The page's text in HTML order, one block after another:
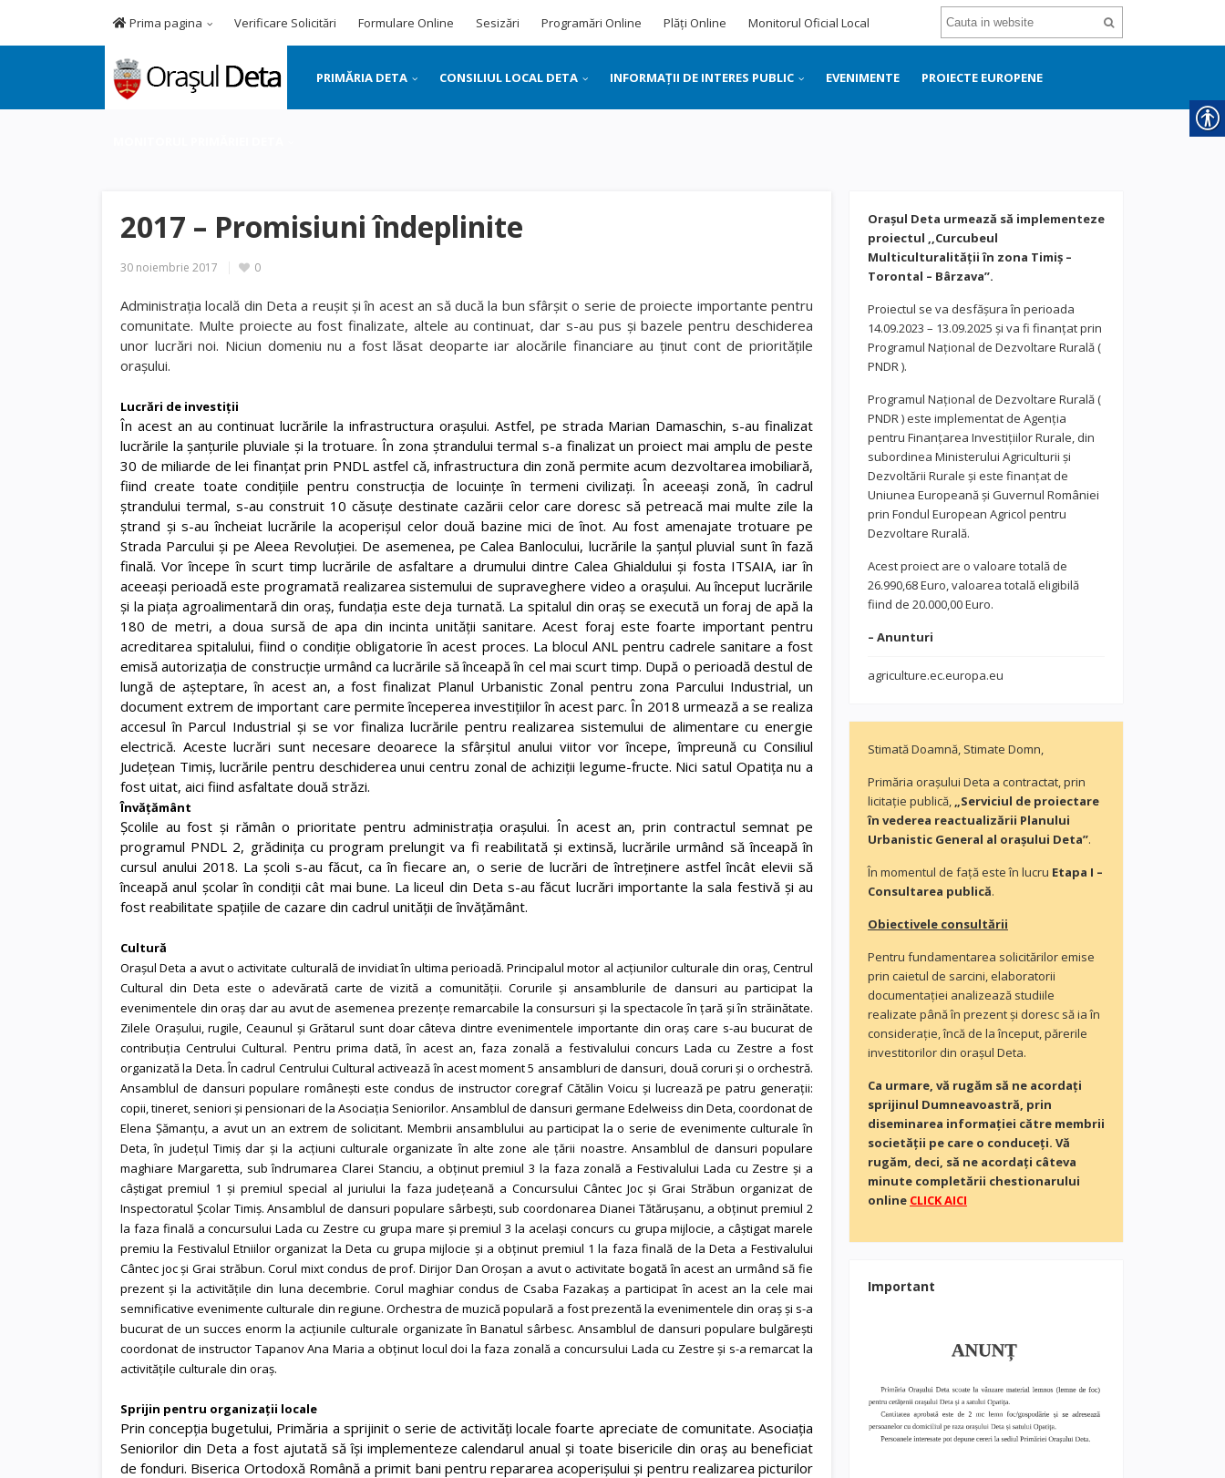
Prima pagina Verificare Solicitări Formulare Online Sesizări Programări Online Plăți Online Monitorul Oficial Local
PRIMĂRIA DETA CONSILIUL LOCAL DETA INFORMAȚII DE INTERES PUBLIC EVENIMENTE PROIECTE EUROPENE
2017 – Promisiuni îndeplinite
30 noiembrie 2017 0
Administrația locală din Deta a reușit și în acest an să ducă la bun sfârșit o serie de proiecte importante pentru
comunitate. Multe proiecte au fost finalizate, altele au continuat, dar s-au pus și bazele pentru deschiderea
unor lucrări noi. Niciun domeniu nu a fost lăsat deoparte iar alocările financiare au ținut cont de prioritățile
orașului.
Lucrări de investiții
În acest an au continuat lucrările la infrastructura orașului. Astfel, pe strada Marian Damaschin, s-au finalizat
lucrările la șanțurile pluviale și la trotuare. În zona ștrandului termal s-a finalizat un proiect mai amplu de peste
30 de miliarde de lei finanțat prin PNDL astfel că, infrastructura din zonă permite acum dezvoltarea imobiliară,
fiind create toate condițiile pentru construcția de locuințe în termeni civilizați. În aceeași zonă, în cadrul
ștrandului termal, s-au construit 10 căsuțe destinate cazării celor care doresc să petreacă mai multe zile la
ștrand și s-au încheiat lucrările la acoperișul celor două bazine mici de înot. Au fost amenajate trotuare pe
Strada Parcului și pe Aleea Revoluției. De asemenea, pe Calea Banlocului, lucrările la șanțul pluvial sunt în fază
finală. Vor începe în scurt timp lucrările de asfaltare a drumului dintre Calea Ghialdului și fosta ITSAIA, iar în
aceeași perioadă este programată realizarea sistemului de supraveghere video a orașului. Au început lucrările
și la piața agroalimentară din oraș, fundația este deja turnată. La spitalul din oraș se execută un foraj de apă la
180 de metri, a doua sursă de apa din incinta unității sanitare. Acest foraj este foarte important pentru
acreditarea spitalului, fiind o condiție obligatorie în acest proces. La blocul ANL pentru cadrele sanitare a fost
emisă autorizația de construcție urmând ca lucrările să înceapă în cel mai scurt timp. După o perioadă destul de
lungă de așteptare, în acest an, a fost finalizat Planul Urbanistic Zonal pentru zona Parcului Industrial, un
document extrem de important care permite începerea investițiilor în acest parc. În 2018 urmează a se realiza
accesul în Parcul Industrial și se vor finaliza lucrările pentru realizarea sistemului de alimentare cu energie
electrică. Aceste lucrări sunt necesare deoarece la sfârșitul anului viitor vor începe, împreună cu Consiliul
Județean Timiș, lucrările pentru deschiderea unui centru zonal de achiziții legume-fructe. Nici satul Opatița nu a
fost uitat, aici fiind asfaltate două străzi.
Învățământ
Școlile au fost și rămân o prioritate pentru administrația orașului. În acest an, prin contractul semnat pe
programul PNDL 2, grădinița cu program prelungit va fi reabilitată și extinsă, lucrările urmând să înceapă în
cursul anului 2018. La școli s-au făcut, ca în fiecare an, o serie de lucrări de întreținere astfel încât elevii să
înceapă anul școlar în condiții cât mai bune. La liceul din Deta s-au făcut lucrări importante la sala festivă și au
fost reabilitate spațiile de cazare din cadrul unității de învățământ.
Cultură
Orașul Deta a avut o activitate culturală de invidiat în ultima perioadă. Principalul motor al acțiunilor culturale din oraș, Centrul
Cultural din Deta este o adevărată carte de vizită a comunității. Corurile și ansamblurile de dansuri au participat la
evenimentele din oraș dar au avut de asemenea prezențe remarcabile la consursuri și la spectacole în țară și în străinătate.
Zilele Orașului, rugile, Ceaunul și Grătarul sunt doar câteva dintre evenimentele importante din oraș care s-au bucurat de
contribuția Centrului Cultural. Pentru prima dată, în acest an, faza zonală a festivalului concurs Lada cu Zestre a fost
organizată la Deta. În cadrul Centrului Cultural activează în acest moment 5 ansambluri de dansuri, două coruri și o orchestră.
Ansamblul de dansuri populare românești este condus de instructor coregraf Cătălin Voicu și lucrează pe patru generații:
copii, tineret, seniori și pensionari de la Asociația Seniorilor. Ansamblul de dansuri germane Edelweiss din Deta, coordonat de
Elena Șămanțu, a avut un an extrem de solicitant. Membrii ansamblului au participat la o serie de evenimente culturale în
Deta, în județul Timiș dar și la acțiuni culturale organizate în alte zone ale țării noastre. Ansamblul de dansuri populare
maghiare Margaretta, sub îndrumarea Clarei Stanciu, a obținut premiul 3 la faza zonală a Festivalului Lada cu Zestre și a
câștigat premiul 1 și premiul special al juriului la faza județeană a Concursului Cântec Joc și Grai Străbun organizat de
Inspectoratul Școlar Timiș. Ansamblul de dansuri populare sârbești, sub coordonarea Dianei Tătărușanu, a obținut premiul 2
la faza finală a concursului Lada cu Zestre cu grupa mare și premiul 3 la același concurs cu grupa mijlocie, a câștigat marele
premiu la Festivalul Etniilor organizat la Deta cu grupa mijlocie și a obținut premiul 1 la faza finală de la Deta a Festivalului
Cântec joc și Grai străbun. Corul mixt condus de prof. Dirijor Dan Oroșan a avut o activitate bogată în acest an urmând să fie
prezent și la activitățile din luna decembrie. Corul maghiar condus de Csaba Fazakaș a participat în acest an la cele mai
semnificative evenimente culturale din regiune. Orchestra de muzică populară a fost prezentă la evenimentele din oraș și s-a
bucurat de un succes enorm la acțiunile culturale organizate în Banatul sârbesc. Ansamblul de dansuri populare bulgărești
coordonat de instructor Tapanov Ana Maria a obținut locul doi la faza zonală a concursului Lada cu Zestre și s-a remarcat la
activitățile culturale din oraș.
Sprijin pentru organizații locale
Prin concepția bugetului, Primăria a sprijinit o serie de activități locale foarte apreciate de comunitate. Asociația
Seniorilor din Deta a fost ajutată să își implementeze calendarul anual și toate bisericile din oraș au beneficiat
de fonduri. Biserica Ortodoxă Română a primit bani pentru repararea acoperișului și pentru realizarea picturilor
Orașul Deta urmează să implementeze
proiectul ,,Curcubeul
Multiculturalității în zona Timiș –
Torontal – Bârzava”.
Proiectul se va desfășura în perioada
14.09.2023 – 13.09.2025 și va fi finanțat prin
Programul Național de Dezvoltare Rurală (
PNDR ).
Programul Național de Dezvoltare Rurală (
PNDR ) este implementat de Agenția
pentru Finanțarea Investițiilor Rurale, din
subordinea Ministerului Agriculturii și
Dezvoltării Rurale și este finanțat de
Uniunea Europeană și Guvernul României
prin Fondul European Agricol pentru
Dezvoltare Rurală.
Acest proiect are o valoare totală de
26.990,68 Euro, valoarea totală eligibilă
fiind de 20.000,00 Euro.
– Anunturi
agriculture.ec.europa.eu
Stimată Doamnă, Stimate Domn,
Primăria orașului Deta a contractat, prin
licitație publică, „Serviciul de proiectare
în vederea reactualizării Planului
Urbanistic General al orașului Deta”.
În momentul de faţă este în lucru Etapa I –
Consultarea publică.
Obiectivele consultării
Pentru fundamentarea solicitărilor emise
prin caietul de sarcini, elaboratorii
documentaţiei analizează studiile
realizate până în prezent și doresc să ia în
consideraţie, încă de la început, părerile
investitorilor din orașul Deta.
Ca urmare, vă rugăm să ne acordaţi
sprijinul Dumneavoastră, prin
diseminarea informației către membrii
societății pe care o conduceți. Vă
rugăm, deci, să ne acordați câteva
minute completării chestionarului
online CLICK AICI
Important